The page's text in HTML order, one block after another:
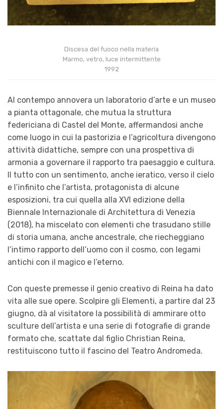
Discesa del fuoco nella materia
Marmo, vetro, luce intermittente
1992
Al contempo annovera un laboratorio d’arte e un museo
a pianta ottagonale, che mutua la struttura
federiciana di Castel del Monte, affermandosi anche
come luogo in cui la pastorizia e l’agricoltura divengono
attività didattiche, sempre con una prospettiva di
armonia a governare il rapporto tra paesaggio e cultura.
Il tutto con un sentimento, anche ieratico, verso il cielo
e l’infinito che l’artista, protagonista di alcune
esposizioni, tra cui quella alla XVI edizione della
Biennale Internazionale di Architettura di Venezia
(2018), ha miscelato con elementi che trasudano stille
di storia umana, anche ancestrale, che riecheggiano
l’intimo rapporto dell’uomo con il cosmo, con legami
antichi con il magico e l’eterno.
Con queste premesse il genio creativo di Reina ha dato
vita alle sue opere. Scolpire gli Elementi, a partire dal 23
giugno, dà al visitatore la possibilità di ammirare otto
sculture dell’artista e una serie di fotografie di grande
formato che, scattate dal figlio Christian Reina,
restituiscono tutto il fascino del Teatro Andromeda.